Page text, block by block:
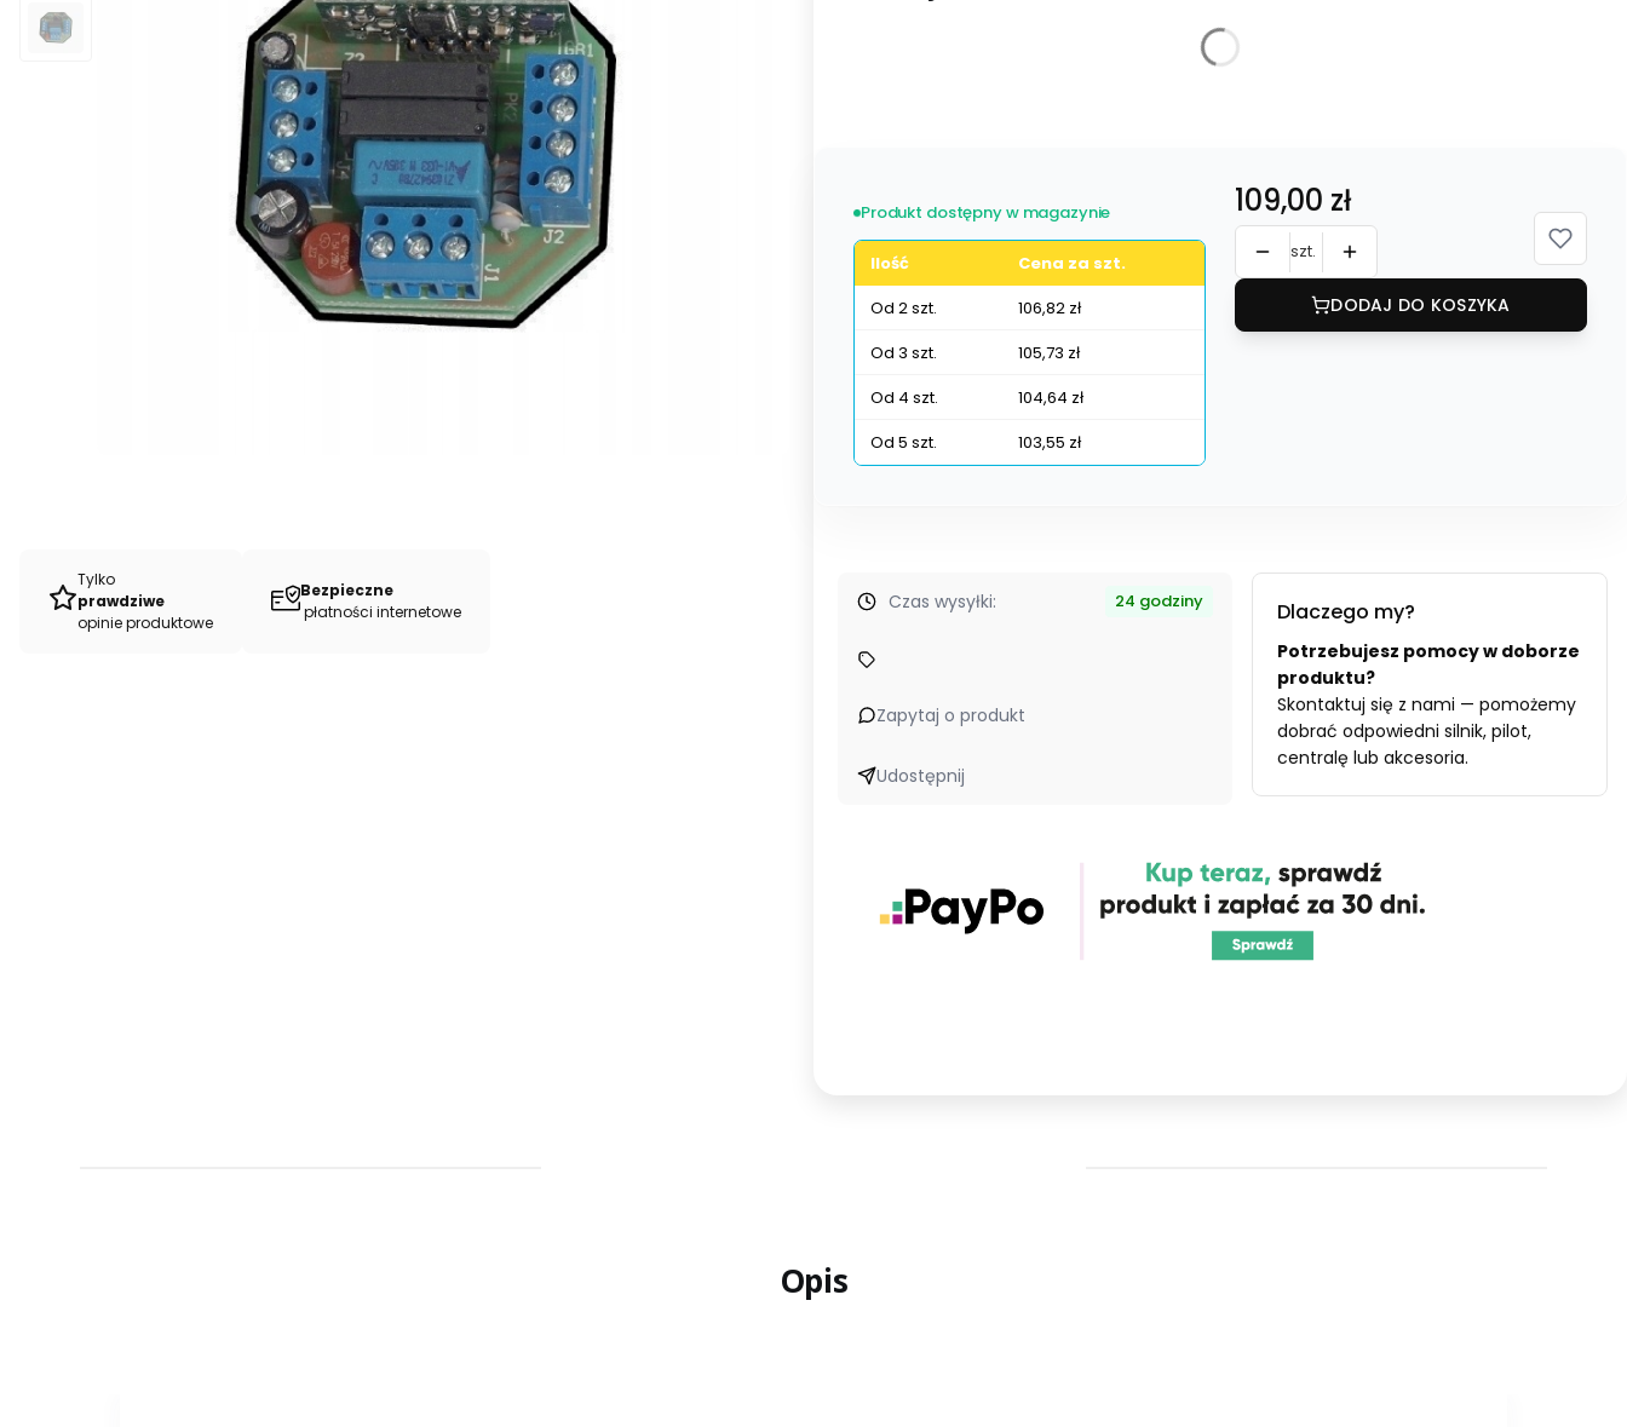
Tylko
prawdziwe
opinie produktowe
Bezpieczne
płatności internetowe
Produkt dostępny w magazynie
Ilość
Cena za szt.
Od 2 szt.
106,82 zł
Od 3 szt.
105,73 zł
Od 4 szt.
104,64 zł
Od 5 szt.
103,55 zł
Cena
109,00 zł
szt.
DODAJ DO KOSZYKA
Czas wysyłki: 24 godziny
Zapytaj o produkt
Udostępnij
Dlaczego my?
Potrzebujesz pomocy w doborze
produktu?
Skontaktuj się z nami — pomożemy
dobrać odpowiedni silnik, pilot,
centralę lub akcesoria.
Opis